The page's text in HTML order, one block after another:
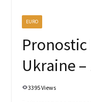
EURO
Ukraine –
3395 Views